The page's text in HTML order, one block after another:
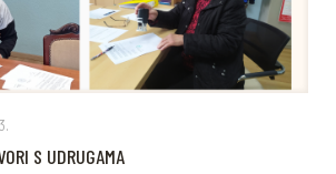
S UDRUGAMA